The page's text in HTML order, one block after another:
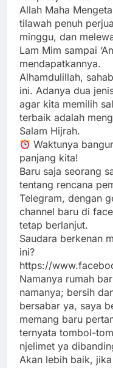
Allah Maha
tilawah penuh
minggu, dan
Lam Mim sampai
mendapatkannya.
Alhamdulillah,
ini. Adanya dua
agar kita memilih
terbaik adalah
Salam Hijrah.
Waktunya
panjang kita!
Baru saja seorang
tentang rencana
Telegram, dengan
channel baru di
tetap berlanjut.
Saudara berkenan
ini?
https://
Namanya rumah
namanya; bersih
bersabar ya, saya
memang baru
ternyata tombol-
njelimet ya
Akan lebih baik,